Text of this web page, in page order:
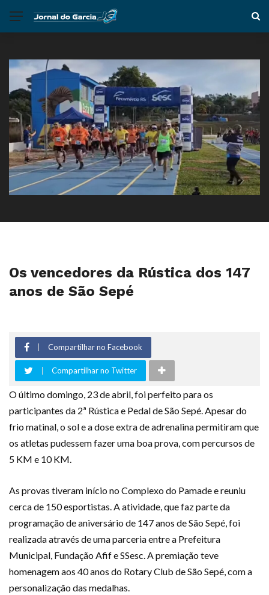
Os vencedores da Rústica dos 147
anos de São Sepé
Compartilhar no Facebook
Compartilhar no Twitter
O último domingo, 23 de abril, foi perfeito para os
participantes da 2ª Rústica e Pedal de São Sepé. Apesar do
frio matinal, o sol e a dose extra de adrenalina permitiram que
os atletas pudessem fazer uma boa prova, com percursos de
5 KM e 10 KM.
As provas tiveram início no Complexo do Pamade e reuniu
cerca de 150 esportistas. A atividade, que faz parte da
programação de aniversário de 147 anos de São Sepé, foi
realizada através de uma parceria entre a Prefeitura
Municipal, Fundação Afif e SSesc. A premiação teve
homenagem aos 40 anos do Rotary Club de São Sepé, com a
personalização das medalhas.